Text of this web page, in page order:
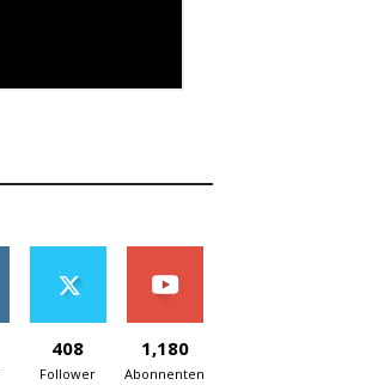
408
Follower
1,180
Abonnenten